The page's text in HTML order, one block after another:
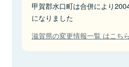
甲賀郡水口町は合併により
になりました
滋賀県の変更情報一覧 はこちら